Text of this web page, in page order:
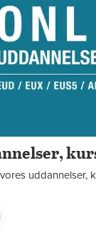
uddannelser,